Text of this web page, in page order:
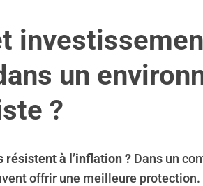
un
?
résistent à l’inflation ? Dans un
offrir une meilleure